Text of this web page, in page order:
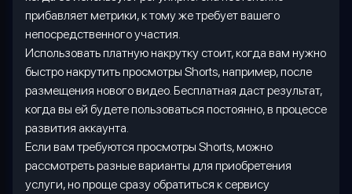
прибавляет метрики, к тому же требует вашего
непосредственного участия.
Использовать платную накрутку стоит, когда вам нужно
быстро накрутить просмотры Shorts, например, после
размещения нового видео. Бесплатная даст результат,
когда вы ей будете пользоваться постоянно, в процессе
развития аккаунта.
Если вам требуются просмотры Shorts, можно
рассмотреть разные варианты для приобретения
услуги, но проще сразу обратиться к сервису